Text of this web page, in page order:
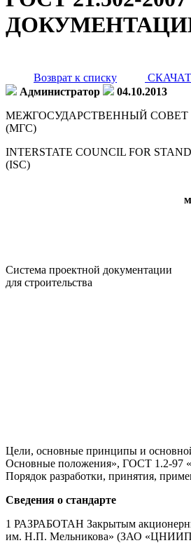
Возврат к списку
Администратор
04.10.2013
МЕЖГОСУДАРСТВЕННЫЙ
(МГС)
INTERSTATE COUNCIL FOR
(ISC)
Система проектной документации
для строительства
Цели, основные принципы и
Основные положения», ГОСТ 1.2-97
Порядок разработки, принятия,
Сведения о стандарте
1 РАЗРАБОТАН Закрытым
им. Н.П. Мельникова» (ЗАО